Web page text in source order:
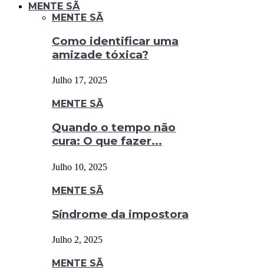
MENTE SÃ
MENTE SÃ
Como identificar uma
amizade tóxica?
Julho 17, 2025
MENTE SÃ
Quando o tempo não
cura: O que fazer...
Julho 10, 2025
MENTE SÃ
Síndrome da impostora
Julho 2, 2025
MENTE SÃ